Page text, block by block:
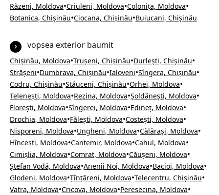
Răzeni, Moldova•Criuleni, Moldova•Colonița, Moldova•
Botanica, Chișinău•Ciocana, Chișinău•Buiucani, Chișinău
vopsea exterior baumit
Chișinău, Moldova•Trușeni, Chișinău•Durlești, Chișinău•
Strășeni•Dumbrava, Chișinău•Ialoveni•Sîngera, Chișinău•
Codru, Chișinău•Stăuceni, Chișinău•Orhei, Moldova•
Telenești, Moldova•Rezina, Moldova•Șoldănești, Moldova•
Florești, Moldova•Sîngerei, Moldova•Edineț, Moldova•
Drochia, Moldova•Fălești, Moldova•Costești, Moldova•
Nisporeni, Moldova•Ungheni, Moldova•Călărași, Moldova•
Hîncești, Moldova•Cantemir, Moldova•Cahul, Moldova•
Cimișlia, Moldova•Comrat, Moldova•Căușeni, Moldova•
Ștefan Vodă, Moldova•Anenii Noi, Moldova•Bacioi, Moldova•
Glodeni, Moldova•Țînțăreni, Moldova•Telecentru, Chișinău•
Vatra, Moldova•Cricova, Moldova•Peresecina, Moldova•